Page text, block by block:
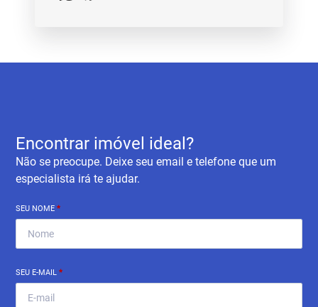
Encontrar imóvel ideal?
Não se preocupe. Deixe seu email e telefone que um
especialista irá te ajudar.
SEU NOME*
SEU E-MAIL*